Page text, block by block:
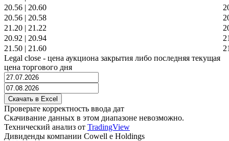
20.56 | 20.60
20.56 | 20.58
21.20 | 21.22
20.92 | 20.94
21.50 | 21.60
Legal close - цена аукциона закрытия либо последняя текущая
цена торгового дня
Проверьте корректность ввода дат
Скачивание данных в этом диапазоне невозможно.
Технический анализ от TradingView
Дивиденды компании Cowell e Holdings